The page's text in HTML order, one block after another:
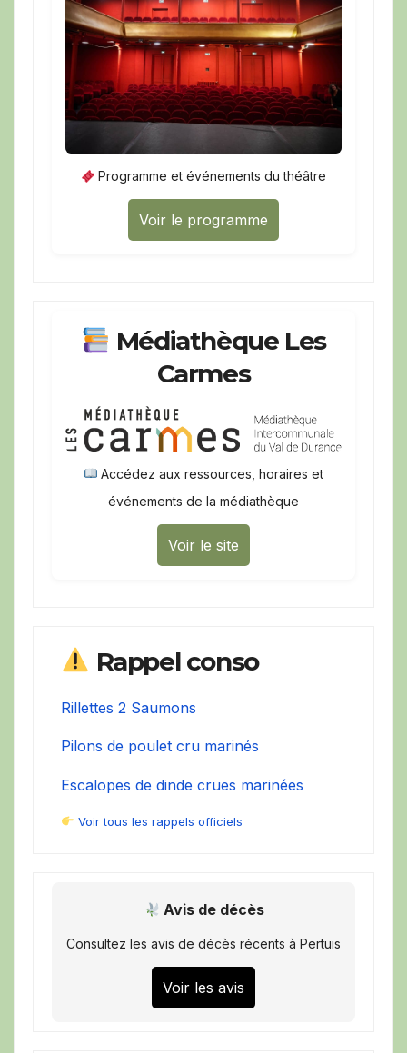
Programme et événements du théâtre
Voir le programme
Médiathèque Les
Carmes
Accédez aux ressources, horaires et
événements de la médiathèque
Voir le site
Rappel conso
Rillettes 2 Saumons
Pilons de poulet cru marinés
Escalopes de dinde crues marinées
Voir tous les rappels officiels
Avis de décès
Consultez les avis de décès récents à Pertuis
Voir les avis